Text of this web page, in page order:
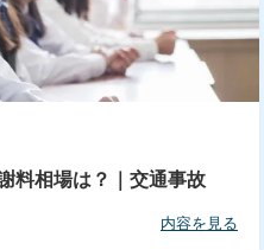
料相場は？｜交通事故
内容を見る